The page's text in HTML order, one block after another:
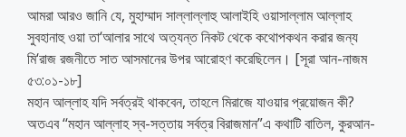
আমরা আরও জানি যে, মুহাম্মাদ সাল্লাল্লাহু আলাইহি ওয়াসাল্লাম আল্লাহ
সুবহানাহু ওয়া তা‘আলার সাথে অত্যন্ত নিকট থেকে কথোপকথন করার জন্য
মি‘রাজ রজনীতে সাত আসমানের উপর আরোহণ করেছিলেন। [সূরা আন-নাজম
৫৩:০১-১৮]
মহান আল্লাহ যদি সর্বত্রই থাকবেন, তাহলে মিরাজে যাওয়ার প্রয়োজন কী?
অতএব ‘‘মহান আল্লাহ স্ব-সত্তায় সর্বত্র বিরাজমান”এ কথাটি বাতিল, কুরআন-